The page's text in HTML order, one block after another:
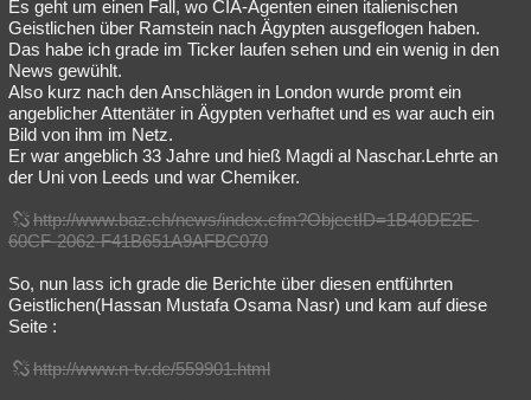
Natur Umfragen Unterhaltung
weitere Rubriken
Philosophie Träume Orte Esoterik Literatur
Astronomie Helpdesk Gruppen Gaming Filme
Übersichten
Lesenswert Schlüsselwörter
Es geht um einen Fall, wo CIA-Agenten einen italienischen
Geistlichen über Ramstein nach Ägypten ausgeflogen haben.
Das habe ich grade im Ticker laufen sehen und ein wenig in den
News gewühlt.
Also kurz nach den Anschlägen in London wurde promt ein
angeblicher Attentäter in Ägypten verhaftet und es war auch ein
Bild von ihm im Netz.
Er war angeblich 33 Jahre und hieß Magdi al Naschar.Lehrte an
der Uni von Leeds und war Chemiker.
http://www.baz.ch/news/index.cfm?ObjectID=1B40DE2E-
60CF-2062-F41B651A9AFBC070
So, nun lass ich grade die Berichte über diesen entführten
Geistlichen(Hassan Mustafa Osama Nasr) und kam auf diese
Seite :
http://www.n-tv.de/559901.html